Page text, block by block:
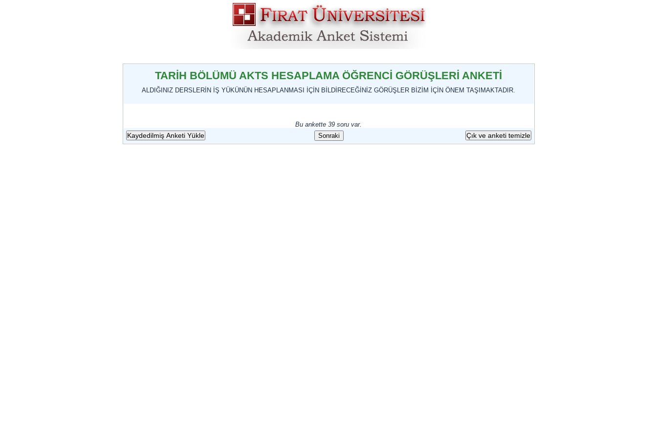
TARİH BÖLÜMÜ AKTS HESAPLAMA ÖĞRENCİ GÖRÜŞLERİ ANKETİ
ALDIĞINIZ DERSLERİN İŞ YÜKÜNÜN HESAPLANMASI İÇİN BİLDİRECEĞİNİZ GÖRÜŞLER BİZİM İÇİN ÖNEM TAŞIMAKTADIR.
Bu ankette 39 soru var.
Sonraki